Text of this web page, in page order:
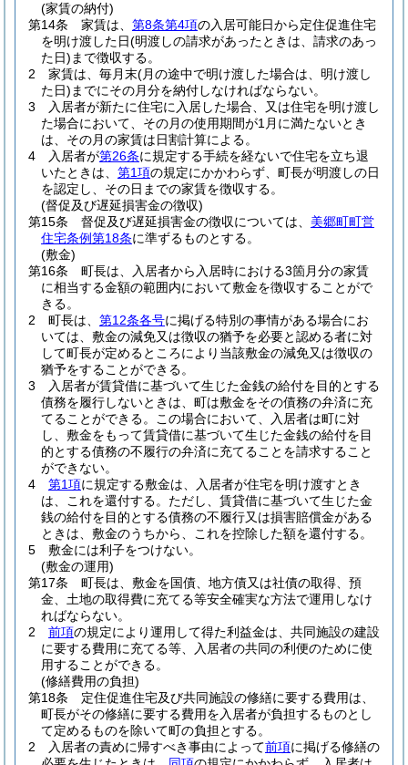
(家賃の納付)
第14条
家賃は、 第8条第4項の入居可能日から定住促進住宅
を明け渡した日(明渡しの請求があったときは、請求のあっ
た日) まで徴収する。
2
家賃は、毎月末(月の途中で明け渡した場合は、明け渡し
た日) までにその月分を納付しなければならない。
3
入居者が新たに住宅に入居した場合、又は住宅を明け渡し
た場合において、その月の使用期間が1月に満たないとき
は、その月の家賃は日割計算による。
4
入居者が第26条に規定する手続を経ないで住宅を立ち退
いたときは、 第1項の規定にかかわらず、町長が明渡しの日
を認定し、その日までの家賃を徴収する。
(督促及び遅延損害金の徴収)
第15条
督促及び遅延損害金の徴収については、 美郷町町営
住宅条例第18条に準ずるものとする。
(敷金)
第16条
町長は、入居者から入居時における3箇月分の家賃
に相当する金額の範囲内において敷金を徴収することがで
きる。
2
町長は、 第12条各号に掲げる特別の事情がある場合にお
いては、敷金の減免又は徴収の猶予を必要と認める者に対
して町長が定めるところにより当該敷金の減免又は徴収の
猶予をすることができる。
3
入居者が賃貸借に基づいて生じた金銭の給付を目的とする
債務を履行しないときは、町は敷金をその債務の弁済に充
てることができる。
この場合において、入居者は町に対
し、敷金をもって賃貸借に基づいて生じた金銭の給付を目
的とする債務の不履行の弁済に充てることを請求すること
ができない。
4
第1項に規定する敷金は、入居者が住宅を明け渡すとき
は、これを還付する。 ただし、賃貸借に基づいて生じた金
銭の給付を目的とする債務の不履行又は損害賠償金がある
ときは、敷金のうちから、これを控除した額を還付する。
5
敷金には利子をつけない。
(敷金の運用)
第17条
町長は、敷金を国債、地方債又は社債の取得、預
金、土地の取得費に充てる等安全確実な方法で運用しなけ
ればならない。
2
前項の規定により運用して得た利益金は、共同施設の建設
に要する費用に充てる等、入居者の共同の利便のために使
用することができる。
(修繕費用の負担)
第18条
定住促進住宅及び共同施設の修繕に要する費用は、
町長がその修繕に要する費用を入居者が負担するものとし
て定めるものを除いて町の負担とする。
2
入居者の責めに帰すべき事由によって前項に掲げる修繕の